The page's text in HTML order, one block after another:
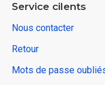
Service cilents
Nous contacter
Retour
Mots de passe